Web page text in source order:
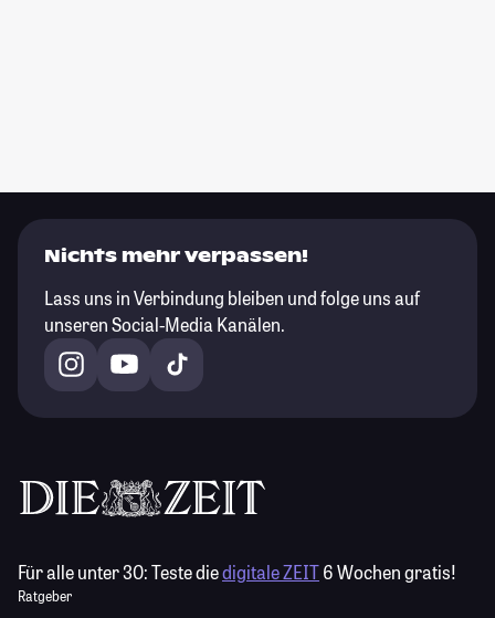
Nichts mehr verpassen!
Lass uns in Verbindung bleiben und folge uns auf
unseren Social-Media Kanälen.
Für alle unter 30:Teste diedigitale ZEIT6 Wochen gratis!
Ratgeber